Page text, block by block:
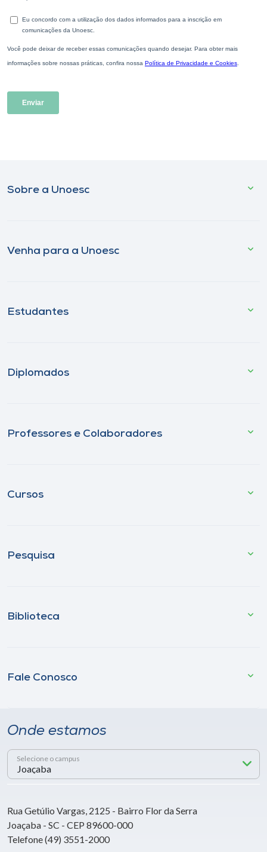
Sobre a Unoesc
Venha para a Unoesc
Estudantes
Diplomados
Professores e Colaboradores
Cursos
Pesquisa
Biblioteca
Fale Conosco
Onde estamos
Selecione o campus
Rua Getúlio Vargas, 2125 - Bairro Flor da Serra
Joaçaba - SC - CEP 89600-000
Telefone (49) 3551-2000